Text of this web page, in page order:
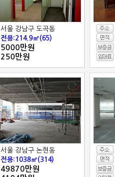
서울 강남구 도곡동
전용:214.9㎡(65)
5000만원
250만원
서울 강남구 논현동
전용:1038㎡(314)
49870만원